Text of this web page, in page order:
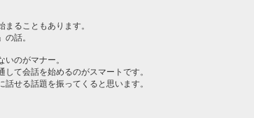
ることもあります。
話。
のがマナー。
て会話を始めるのがスマートです。
せる話題を振ってくると思います。